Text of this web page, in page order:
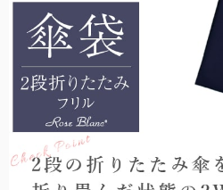
ロクロの上げ下げだけで楽に開閉でき
ラージサ
日光過敏症の方のお声から生まれた
アウター
サッと上に羽織るだけでUVを98%以上
オフィスでも自然にかけれる、透明度
テラビュー